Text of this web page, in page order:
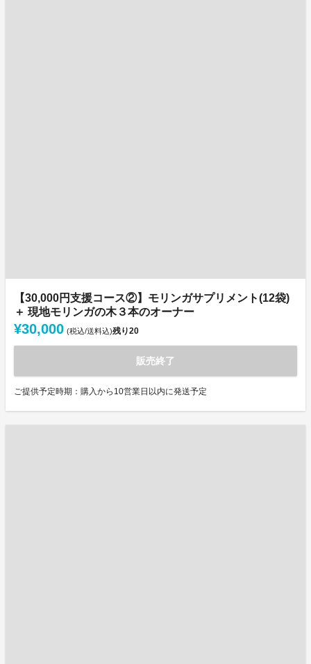
【30,000円支援コース②】モリンガサプリメント(12袋)
＋ 現地モリンガの木３本のオーナー
¥30,000 (税込/送料込)残り20
販売終了
ご提供予定時期：購入から10営業日以内に発送予定